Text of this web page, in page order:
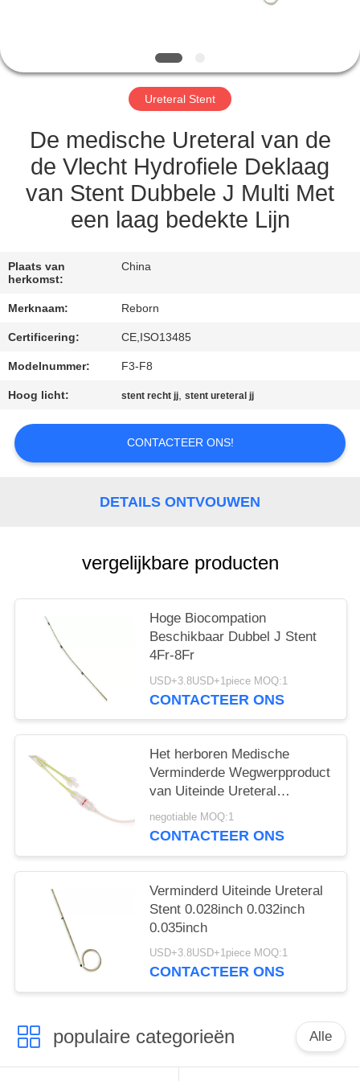
VERZOEK
EEN
CITAAT
SITEMAP
PRIVACY
POLICY
Ureteral Stent
De medische Ureteral van de
de Vlecht Hydrofiele Deklaag
van Stent Dubbele J Multi Met
een laag bedekte Lijn
Plaats van
herkomst:
China
Merknaam: Reborn
Certificering: CE,ISO13485
Modelnummer: F3-F8
Hoog licht: stent recht jj,stent ureteral jj
CONTACTEER ONS!
DETAILS ONTVOUWEN
vergelijkbare producten
Hoge Biocompation
Beschikbaar Dubbel J Stent
4Fr-8Fr
USD+3.8USD+1piece MOQ:1
CONTACTEER ONS
Het herboren Medische
Verminderde Wegwerpproduct
van Uiteinde Ureteral
Monostent
negotiable MOQ:1
CONTACTEER ONS
Verminderd Uiteinde Ureteral
Stent 0.028inch 0.032inch
0.035inch
USD+3.8USD+1piece MOQ:1
CONTACTEER ONS
populaire categorieën Alle